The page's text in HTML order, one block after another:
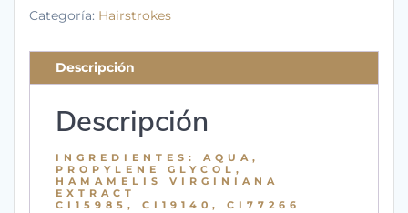
Categoría: Hairstrokes
Descripción
Descripción
INGREDIENTES: AQUA,
PROPYLENE GLYCOL,
HAMAMELIS VIRGINIANA
EXTRACT
CI15985, CI19140, CI77266